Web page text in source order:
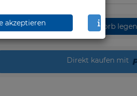
in den Warenkorb legen
Direkt kaufen mit
akzeptieren